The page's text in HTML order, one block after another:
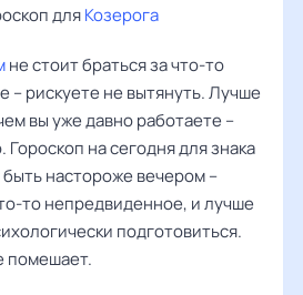
для Козерога
не стоит браться за что-то
– рискуете не вытянуть. Лучше
вы уже давно работаете –
на сегодня для знака
быть настороже вечером –
то непредвиденное, и лучше
подготовиться.
помешает.